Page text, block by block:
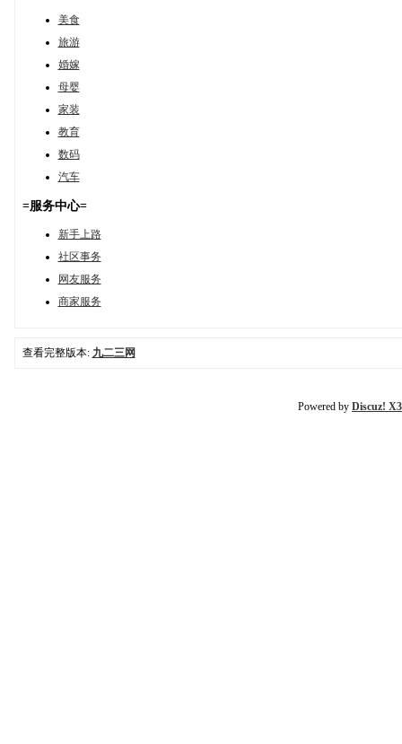
美食
旅游
婚嫁
母婴
家装
教育
数码
汽车
=服务中心=
新手上路
社区事务
网友服务
商家服务
查看完整版本: 九二三网
Powered by Discuz!